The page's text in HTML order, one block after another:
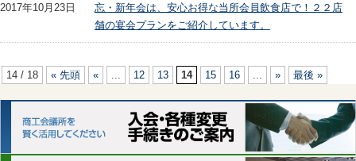
2017年10月23日
忘・新年会は、安心お得な当所会員飲食店で！２２店
舗の宴会プランをご紹介しています。
14 / 18 « 先頭 « ... 12 13 14 15 16 ... » 最後 »